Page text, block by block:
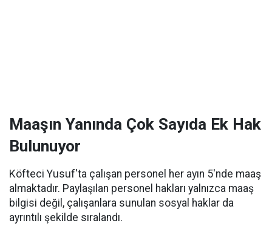
Maaşın Yanında Çok Sayıda Ek Hak
Bulunuyor
Köfteci Yusuf'ta çalışan personel her ayın 5'nde maaş
almaktadır. Paylaşılan personel hakları yalnızca maaş
bilgisi değil, çalışanlara sunulan sosyal haklar da
ayrıntılı şekilde sıralandı.